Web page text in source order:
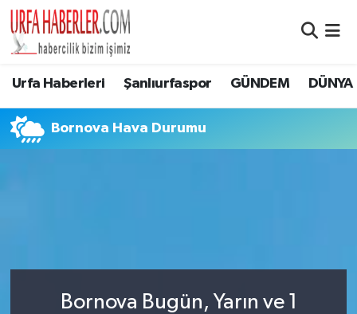
Urfa Haberleri Şanlıurfaspor GÜNDEM DÜNYA
Bornova Hava Durumu
Bornova Bugün, Yarın ve 1
Şanlıurfa Nöbetçi Eczaneler
Son Dakika Haberleri